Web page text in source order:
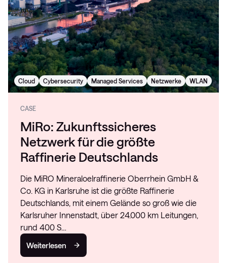
Cloud Cybersecurity Managed Services Netzwerke WLAN
CASE
MiRo: Zukunftssicheres
Netzwerk für die größte
Raffinerie Deutschlands
Die MiRO Mineraloelraffinerie Oberrhein GmbH &
Co. KG in Karlsruhe ist die größte Raffinerie
Deutschlands, mit einem Gelände so groß wie die
Karlsruher Innenstadt, über 24.000 km Leitungen,
rund 400 S…
Weiterlesen